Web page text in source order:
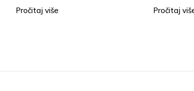
Pročitaj više Pročitaj